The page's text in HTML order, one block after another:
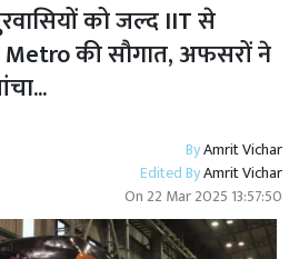
को जल्द IIT से
की सौगात, अफसरों ने
ByAmrit Vichar
Edited ByAmrit Vichar
On 22 Mar 2025 13:57:50